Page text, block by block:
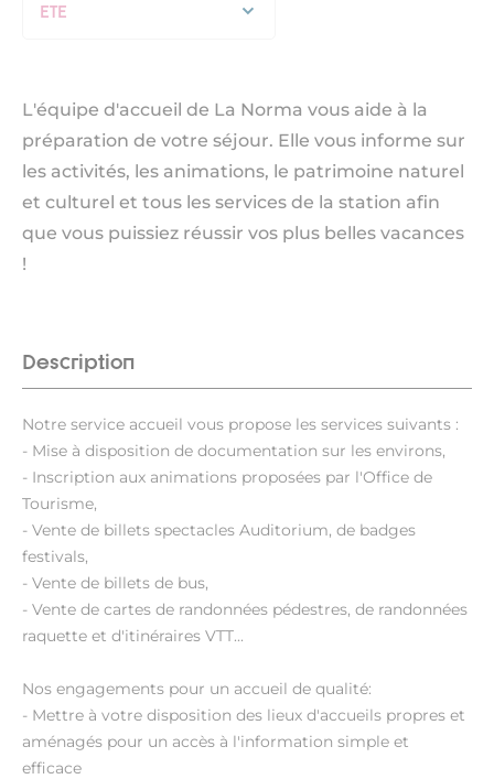
ETE
L'équipe d'accueil de La Norma vous aide à la
préparation de votre séjour. Elle vous informe sur
les activités, les animations, le patrimoine naturel
et culturel et tous les services de la station afin
que vous puissiez réussir vos plus belles vacances
!
Description
Notre service accueil vous propose les services suivants :
- Mise à disposition de documentation sur les environs,
- Inscription aux animations proposées par l'Office de
Tourisme,
- Vente de billets spectacles Auditorium, de badges
festivals,
- Vente de billets de bus,
- Vente de cartes de randonnées pédestres, de randonnées
raquette et d'itinéraires VTT...
Nos engagements pour un accueil de qualité:
- Mettre à votre disposition des lieux d'accueils propres et
aménagés pour un accès à l'information simple et
efficace